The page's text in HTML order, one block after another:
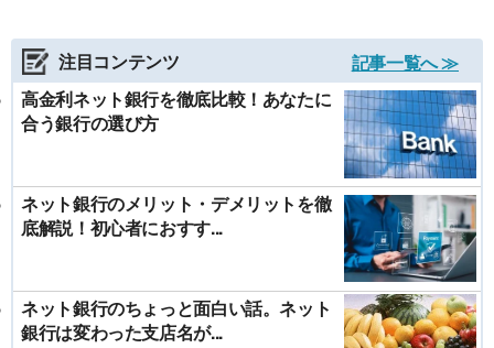
注目コンテンツ
記事一覧へ ≫
高金利ネット銀行を徹底比較！あなたに
合う銀行の選び方
ネット銀行のメリット・デメリットを徹
底解説！初心者におすす...
ネット銀行のちょっと面白い話。ネット
銀行は変わった支店名が...